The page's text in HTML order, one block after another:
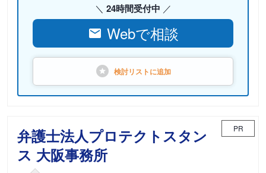
24時間受付中
Webで相談
検討リストに追加
弁護士法人プロテクトスタン
ス 大阪事務所
PR